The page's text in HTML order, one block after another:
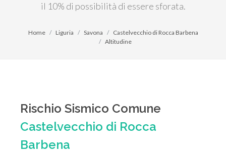
il 10% di possibilità di essere sforata.
Home Liguria Savona
Castelvecchio di Rocca Barbena
Altitudine
Rischio Sismico Comune
Castelvecchio di Rocca
Barbena